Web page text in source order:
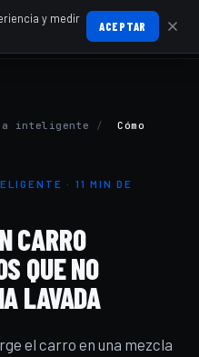
inteligente /
Cómo
· 11 MIN DE
CARRO
QUE NO
LAVADA
el carro en una mezcla
y medir
ACEPTAR